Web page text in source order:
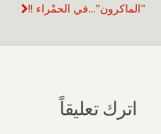
"الماكرون"...في الحمْراء !!
اترك تعليقاً